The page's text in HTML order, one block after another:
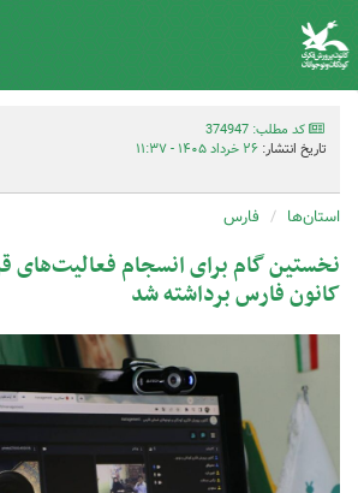
کد مطلب: 374947
تاریخ انتشار: ۲۶ خرداد ۱۴۰۵ - ۱۱:۳۷
استان‌ها فارس
نخستین گام برای انسجام فعالیت‌های
کانون فارس برداشته شد